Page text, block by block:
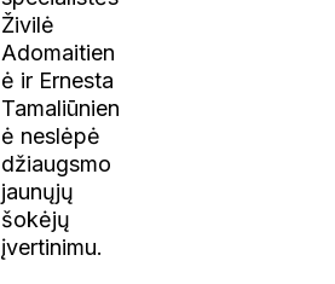
Živilė
Adomaitien
ė ir Ernesta
Tamaliūnien
ė neslėpė
džiaugsmo
jaunųjų
šokėjų
įvertinimu.